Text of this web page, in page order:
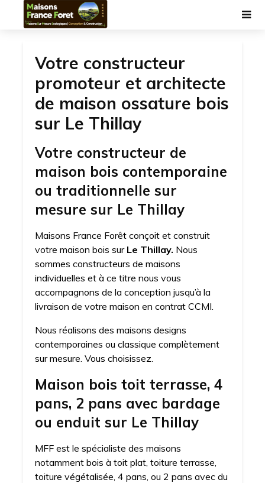
Votre constructeur
promoteur et architecte
de maison ossature bois
sur Le Thillay
Votre constructeur de
maison bois contemporaine
ou traditionnelle sur
mesure sur Le Thillay
Maisons France Forêt conçoit et construit
votre maison bois sur Le Thillay. Nous
sommes constructeurs de maisons
individuelles et à ce titre nous vous
accompagnons de la conception jusqu’à la
livraison de votre maison en contrat CCMI.
Nous réalisons des maisons designs
contemporaines ou classique complètement
sur mesure. Vous choisissez.
Maison bois toit terrasse, 4
pans, 2 pans avec bardage
ou enduit sur Le Thillay
MFF est le spécialiste des maisons
notamment bois à toit plat, toiture terrasse,
toiture végétalisée, 4 pans, ou 2 pans avec du